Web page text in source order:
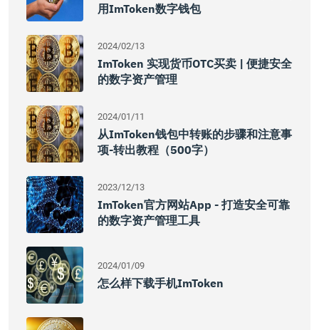
用imToken数字钱包
2024/02/13
ImToken 实现货币OTC买卖 | 便捷安全
的数字资产管理
2024/01/11
从imToken钱包中转账的步骤和注意事
项-转出教程（500字）
2023/12/13
ImToken官方网站app - 打造安全可靠
的数字资产管理工具
2024/01/09
怎么样下载手机imToken